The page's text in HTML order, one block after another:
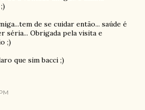
de se cuidar então... saúde é
séria... Obrigada pela visita e
;)
que sim bacci ;)